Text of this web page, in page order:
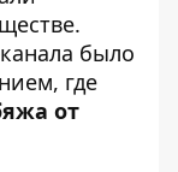
было
где
от